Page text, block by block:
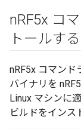
nRF5x コ
トールする
nRF5x コマンド
バイナリを
Linux マシンに
ビルドをインス